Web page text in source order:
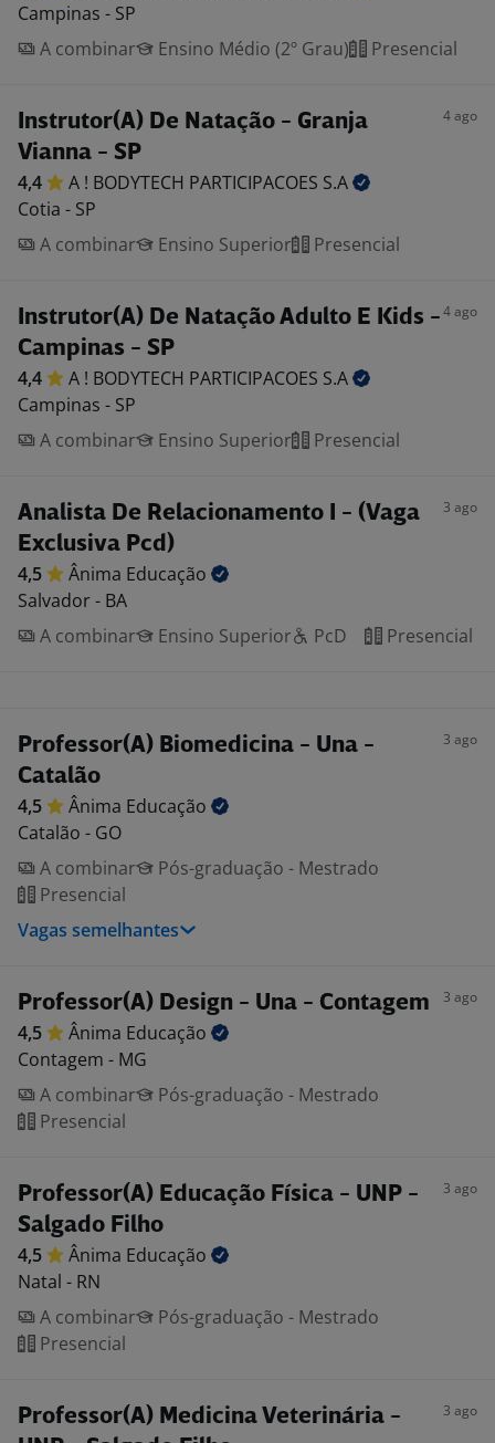
Campinas - SP
A combinar
Ensino Médio (2º Grau) Presencial
Instrutor(A) De Natação - Granja
Vianna - SP
4 ago
4,4 A ! BODYTECH PARTICIPACOES S.A
Cotia - SP
A combinar
Ensino Superior Presencial
Instrutor(A) De Natação Adulto E Kids -
Campinas - SP
4 ago
4,4 A ! BODYTECH PARTICIPACOES S.A
Campinas - SP
A combinar
Ensino Superior Presencial
Analista De Relacionamento I - (Vaga
Exclusiva Pcd)
3 ago
4,5 Ânima Educação
Salvador - BA
A combinar
Ensino Superior PcD Presencial
Professor(A) Biomedicina - Una -
Catalão
3 ago
4,5 Ânima Educação
Catalão - GO
A combinar
Pós-graduação - Mestrado
Presencial
Vagas semelhantes
Professor(A) Design - Una - Contagem 3 ago
4,5 Ânima Educação
Contagem - MG
A combinar
Pós-graduação - Mestrado
Presencial
Professor(A) Educação Física - UNP -
Salgado Filho
3 ago
4,5 Ânima Educação
Natal - RN
A combinar
Pós-graduação - Mestrado
Presencial
Professor(A) Medicina Veterinária -
3 ago